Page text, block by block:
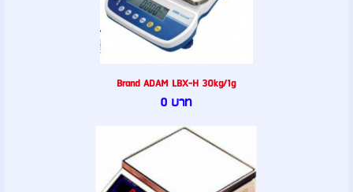
Brand ADAM LBX-H 30kg/1g
0 บาท